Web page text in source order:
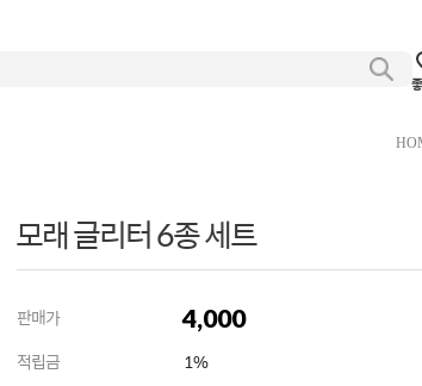
모래 글리터 6종 세트
판매가 4,000
적립금
1%